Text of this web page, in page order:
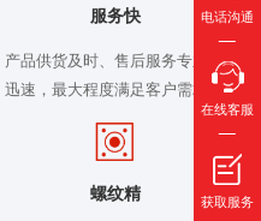
服务快
产品供货及时、售后服务专业、
迅速，最大程度满足客户需求。
螺纹精
电话沟通
在线客服
获取服务